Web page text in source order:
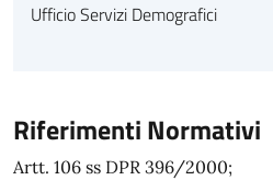
Ufficio Servizi Demografici
Riferimenti Normativi
Artt. 106 ss DPR 396/2000;